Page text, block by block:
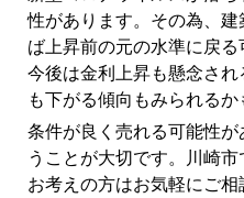
性があります。その為、
ば上昇前の元の水準に戻る
今後は金利上昇も懸念さ
も下がる傾向もみられるか
条件が良く売れる可能性
うことが大切です。川崎
お考えの方はお気軽にご相